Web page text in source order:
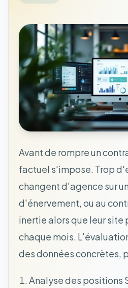
Avant de rompre un
factuel s'impose. Trop
changent d'agence sur
d'énervement, ou au
inertie alors que leur site
chaque mois.
des données concrètes,
Analyse des positions